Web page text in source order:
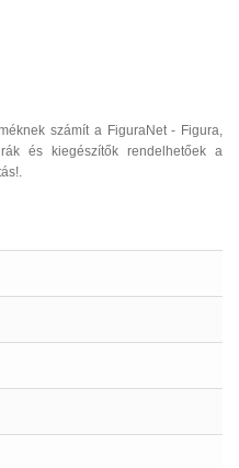
számít a FiguraNet - Figura,
és kiegészítők rendelhetőek a